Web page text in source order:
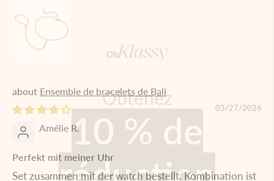
Ensemble de bracelets de Bali
03/27/2026
Amélie R.
Perfekt mit meiner Uhr
Set zusammen mit der watch bestellt. Kombination ist
Obtenez
10 % de
réduction
immédiatement